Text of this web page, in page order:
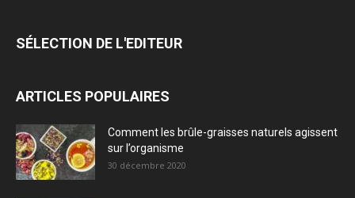
SÉLECTION DE L'EDITEUR
ARTICLES POPULAIRES
Comment les brûle-graisses naturels agissent
sur l’organisme
30 décembre 2020